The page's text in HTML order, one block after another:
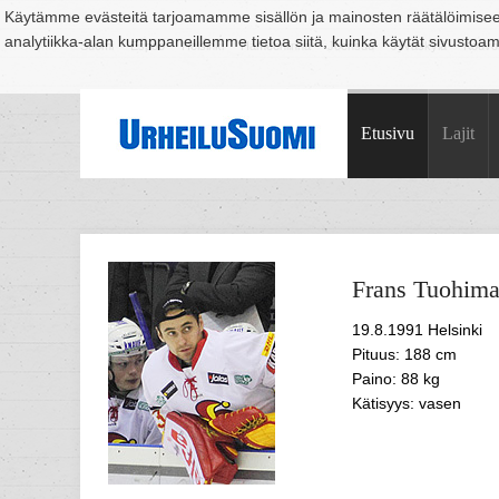
Käytämme evästeitä tarjoamamme sisällön ja mainosten
analytiikka-alan kumppaneillemme tietoa siitä, kuinka käytät
Suomi Espoo Helsinki Hämeenlinna Joensuu Jyväskylä
Etusivu Lajit
Frans
19.8.1991 Helsinki
Pituus: 188 cm
Paino: 88 kg
Kätisyys: vasen